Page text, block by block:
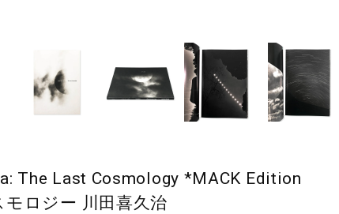
The Last Cosmology *MACK Edition
ロジー 川田喜久治